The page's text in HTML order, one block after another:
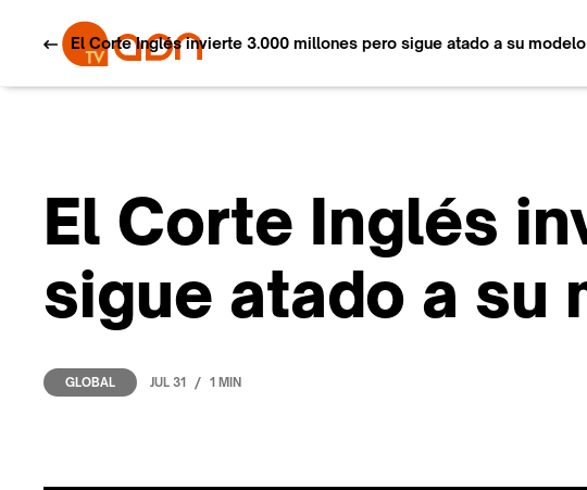
El Corte Inglés invierte 3.000 millones pero sigue atado a su
El Corte Inglés
sigue atado a su
GLOBAL JUL 31 / 1 MIN